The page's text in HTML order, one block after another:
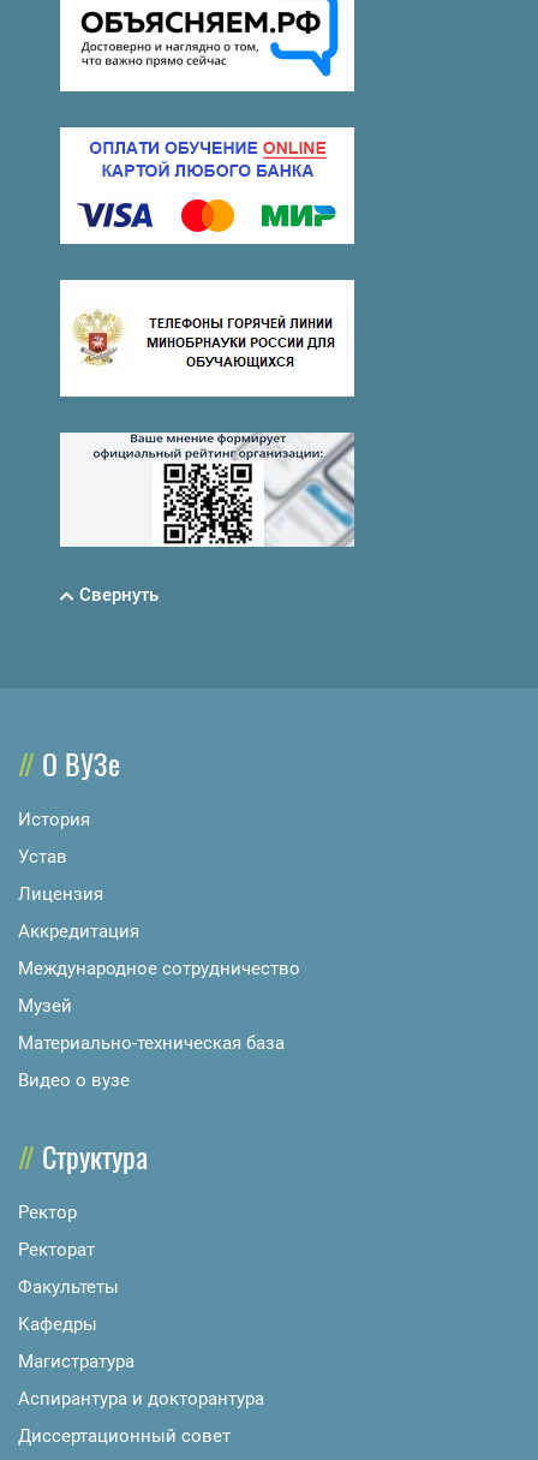
Свернуть
О ВУЗе
История
Устав
Лицензия
Аккредитация
Международное сотрудничество
Музей
Материально-техническая база
Видео о вузе
Структура
Ректор
Ректорат
Факультеты
Кафедры
Магистратура
Аспирантура и докторантура
Диссертационный совет